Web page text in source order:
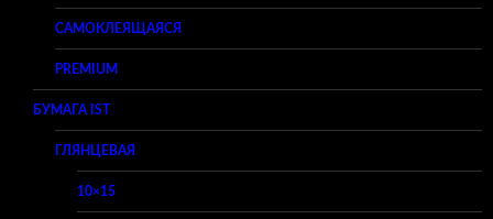
САМОКЛЕЯЩАЯСЯ
PREMIUM
БУМАГА IST
ГЛЯНЦЕВАЯ
10×15